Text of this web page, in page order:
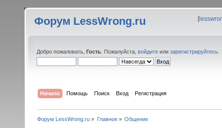
Форум LessWrong.ru [
Добро пожаловать, Гость . Пожалуйста, войдите или зарегистрируйтесь
Начало Помощь Поиск Вход Регистрация
Форум LessWrong.ru » Главное» Общение